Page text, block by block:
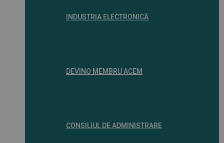
INDUSTRIA ELECTRONICĂ
DEVINO MEMBRU ACEM
CONSILIUL DE ADMINISTRARE